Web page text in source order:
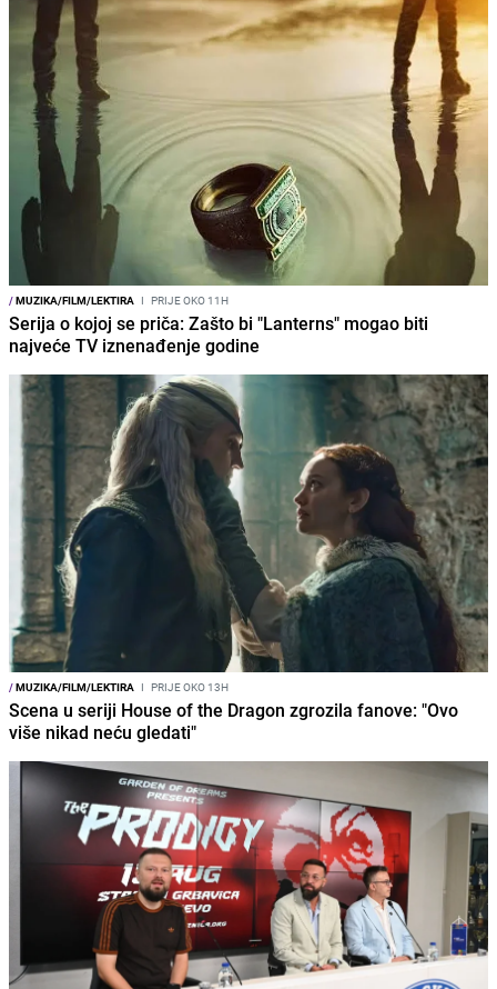
/MUZIKA/FILM/LEKTIRA I PRIJE OKO 11H
Serija o kojoj se priča: Zašto bi "Lanterns" mogao biti
najveće TV iznenađenje godine
/MUZIKA/FILM/LEKTIRA I PRIJE OKO 13H
Scena u seriji House of the Dragon zgrozila fanove: "Ovo
više nikad neću gledati"